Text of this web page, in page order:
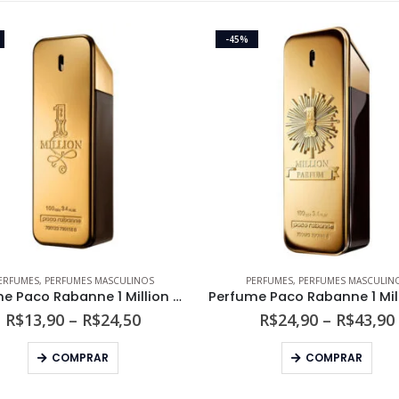
, PERFUMES MASCULINOS
Perfume Paco Rabanne 1 Million Masculino Eau de Toilette
R$13,90 – R$24,50Faixa
COMPRAR
Este produto tem várias variantes. As opções podem ser escolhidas na página do produto
-45%
PERFUMES, PERFUMES
R$24,90 – R$43,90
COMPRAR
Este produto tem várias variantes. As opções podem ser